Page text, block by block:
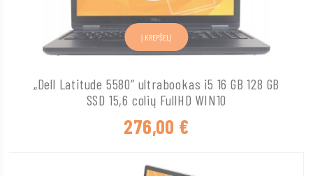
„Dell Latitude 5580“ ultrabookas i5 16 GB 128 GB
SSD 15,6 colių FullHD WIN10
276,00 €
Į KREPŠELĮ